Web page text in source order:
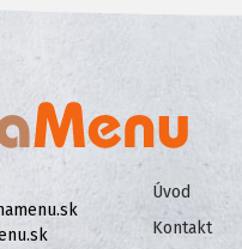
Úvod
Kontakt